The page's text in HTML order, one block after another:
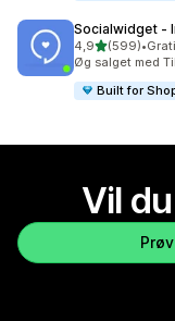
Socialwidget ‑
4,9ud af 5
(599)
599 •
Øg salget med
Built for
Vil